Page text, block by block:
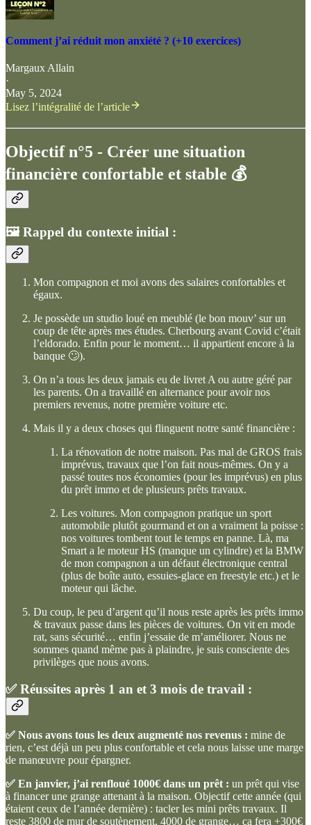
Comment j’ai réduit mon anxiété ? (+10 exercices)
Margaux Allain
·
May 5, 2024
Lisez l’intégralité de l’article
Objectif n°5 - Créer une situation
financière confortable et stable 💰
🖼️ Rappel du contexte initial :
Mon compagnon et moi avons des salaires confortables et
égaux.
Je possède un studio loué en meublé (le bon mouv’ sur un
coup de tête après mes études. Cherbourg avant Covid c’était
l’eldorado. Enfin pour le moment… il appartient encore à la
banque 🙄).
On n’a tous les deux jamais eu de livret A ou autre géré par
les parents. On a travaillé en alternance pour avoir nos
premiers revenus, notre première voiture etc.
Mais il y a deux choses qui flinguent notre santé financière :
La rénovation de notre maison. Pas mal de GROS frais
imprévus, travaux que l’on fait nous-mêmes. On y a
passé toutes nos économies (pour les imprévus) en plus
du prêt immo et de plusieurs prêts travaux.
Les voitures. Mon compagnon pratique un sport
automobile plutôt gourmand et on a vraiment la poisse :
nos voitures tombent tout le temps en panne. Là, ma
Smart a le moteur HS (manque un cylindre) et la BMW
de mon compagnon a un défaut électronique central
(plus de boîte auto, essuies-glace en freestyle etc.) et le
moteur qui lâche.
Du coup, le peu d’argent qu’il nous reste après les prêts immo
& travaux passe dans les pièces de voitures. On vit en mode
rat, sans sécurité… enfin j’essaie de m’améliorer. Nous ne
sommes quand même pas à plaindre, je suis consciente des
privilèges que nous avons.
✅Réussites après 1 an et 3 mois de travail :
✅ Nous avons tous les deux augmenté nos revenus : mine de
rien, c’est déjà un peu plus confortable et cela nous laisse une marge
de manœuvre pour épargner.
✅ En janvier, j’ai renfloué 1000€ dans un prêt : un prêt qui vise
à financer une grange attenant à la maison. Objectif cette année (qui
étaient ceux de l’année dernière) : tacler les mini prêts travaux. Il
reste 3800 de mur de soutènement, 4000 de grange… ça fera +300€